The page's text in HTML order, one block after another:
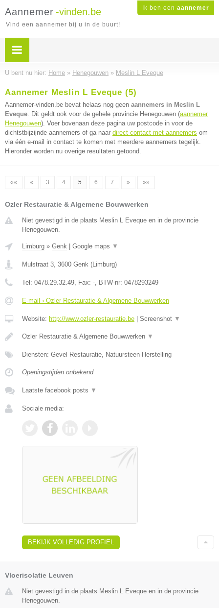
Ik ben een aannemer
Aannemer -vinden.be
Vind een aannemer bij u in de buurt!
U bent nu hier: Home » Henegouwen » Meslin L Eveque
Aannemer Meslin L Eveque (5)
Aannemer-vinden.be bevat helaas nog geen aannemers in Meslin L
Eveque. Dit geldt ook voor de gehele provincie Henegouwen (aannemer
Henegouwen). Voer bovenaan deze pagina uw postcode in voor de
dichtstbijzijnde aannemers of ga naar direct contact met aannemers om
via één e-mail in contact te komen met meerdere aannemers tegelijk.
Hieronder worden nu overige resultaten getoond.
«« « 3 4 5 6 7 » »»
Ozler Restauratie & Algemene Bouwwerken
Niet gevestigd in de plaats Meslin L Eveque en in de provincie
Henegouwen.
Limburg » Genk Google maps ▼
Mulstraat 3, 3600 Genk (Limburg)
Tel: 0478.29.32.49, Fax: -, BTW-nr: 0478293249
E-mail › Ozler Restauratie & Algemene Bouwwerken
Website: http://www.ozler-restauratie.be Screenshot ▼
Ozler Restauratie & Algemene Bouwwerken ▼
Diensten: Gevel Restauratie, Natuursteen Herstelling
Openingstijden onbekend
Laatste facebook posts ▼
Sociale media:
BEKIJK VOLLEDIG PROFIEL
Vloerisolatie Leuven
Niet gevestigd in de plaats Meslin L Eveque en in de provincie
Henegouwen.